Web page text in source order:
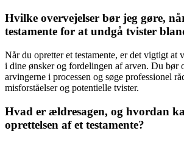
Hvilke overvejelser bør jeg gøre,
testamente for at undgå tvister
Når du opretter et testamente, er det vigtigt
i dine ønsker og fordelingen af arven. Du bør
arvingerne i processen og søge professionel
misforståelser og potentielle tvister.
Hvad er ældresagen, og hvordan
oprettelsen af et testamente?